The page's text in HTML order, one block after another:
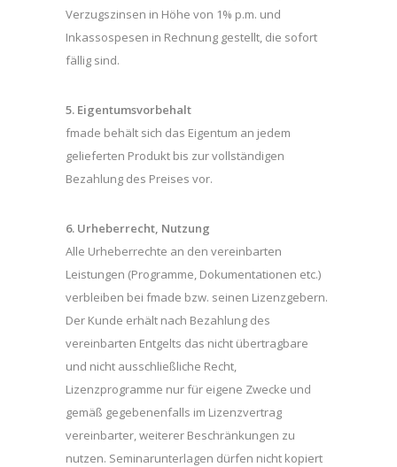
Verzugszinsen in Höhe von 1% p.m. und
Inkassospesen in Rechnung gestellt, die sofort
fällig sind.
5. Eigentumsvorbehalt
fmade behält sich das Eigentum an jedem
gelieferten Produkt bis zur vollständigen
Bezahlung des Preises vor.
6. Urheberrecht, Nutzung
Alle Urheberrechte an den vereinbarten
Leistungen (Programme, Dokumentationen etc.)
verbleiben bei fmade bzw. seinen Lizenzgebern.
Der Kunde erhält nach Bezahlung des
vereinbarten Entgelts das nicht übertragbare
und nicht ausschließliche Recht,
Lizenzprogramme nur für eigene Zwecke und
gemäß gegebenenfalls im Lizenzvertrag
vereinbarter, weiterer Beschränkungen zu
nutzen. Seminarunterlagen dürfen nicht kopiert